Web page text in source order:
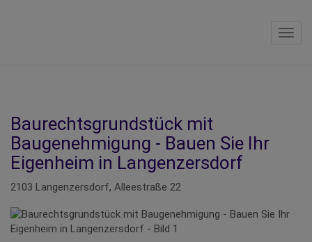
Baurechtsgrundstück mit
Baugenehmigung - Bauen Sie Ihr
Eigenheim in Langenzersdorf
2103 Langenzersdorf, Alleestraße 22